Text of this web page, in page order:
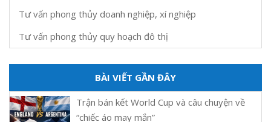
Tư vấn phong thủy doanh nghiệp, xí nghiệp
Tư vấn phong thủy quy hoạch đô thị
BÀI VIẾT GẦN ĐÂY
Trận bán kết World Cup và câu chuyện về
“chiếc áo may mắn”